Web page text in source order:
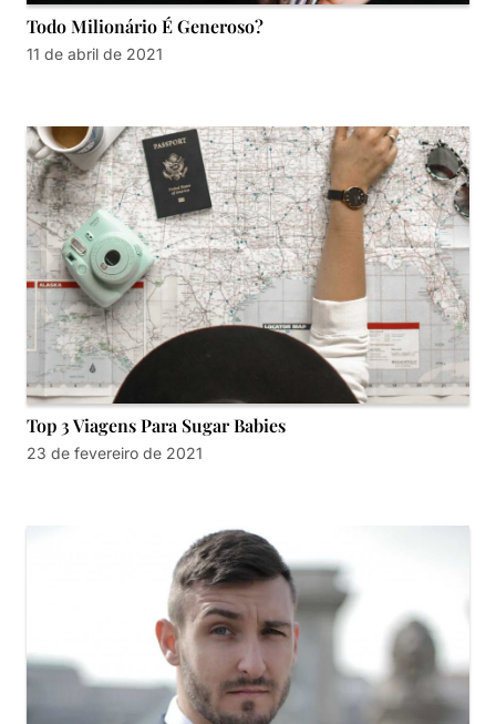
Todo Milionário É Generoso?
11 de abril de 2021
Top 3 Viagens Para Sugar Babies
23 de fevereiro de 2021